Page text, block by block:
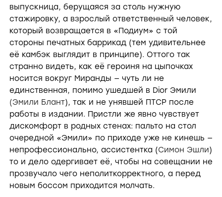
выпускница, берущаяся за столь нужную
стажировку, а взрослый ответственный человек,
который возвращается в «Подиум» с той
стороны печатных баррикад (тем удивительнее
её камбэк выглядит в принципе). Оттого так
странно видеть, как её героиня на цыпочках
носится вокруг Миранды — чуть ли не
единственная, помимо ушедшей в Dior Эмили
(Эмили Блант), так и не унявшей ПТСР после
работы в издании. Пристли же явно чувствует
дискомфорт в родных стенах: пальто на стол
очередной «Эмили» по приходе уже не кинешь —
непрофессионально, ассистентка (Симон Эшли)
то и дело одергивает её, чтобы на совещании не
прозвучало чего неполиткорректного, а перед
новым боссом приходится молчать.